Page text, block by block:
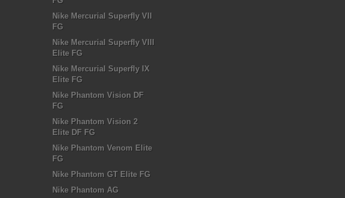
Nike Mercurial Superfly VII
FG
Nike Mercurial Superfly VIII
Elite FG
Nike Mercurial Superfly IX
Elite FG
Nike Phantom Vision DF
FG
Nike Phantom Vision 2
Elite DF FG
Nike Phantom Venom Elite
FG
Nike Phantom GT Elite FG
Nike Phantom AG